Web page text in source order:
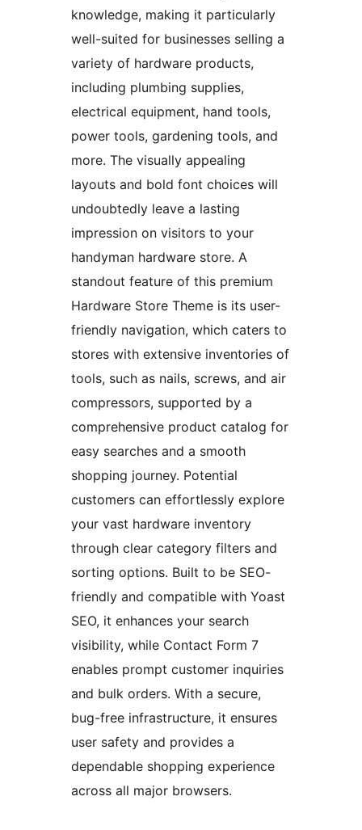
knowledge, making it particularly
well-suited for businesses selling a
variety of hardware products,
including plumbing supplies,
electrical equipment, hand tools,
power tools, gardening tools, and
more. The visually appealing
layouts and bold font choices will
undoubtedly leave a lasting
impression on visitors to your
handyman hardware store. A
standout feature of this premium
Hardware Store Theme is its user-
friendly navigation, which caters to
stores with extensive inventories of
tools, such as nails, screws, and air
compressors, supported by a
comprehensive product catalog for
easy searches and a smooth
shopping journey. Potential
customers can effortlessly explore
your vast hardware inventory
through clear category filters and
sorting options. Built to be SEO-
friendly and compatible with Yoast
SEO, it enhances your search
visibility, while Contact Form 7
enables prompt customer inquiries
and bulk orders. With a secure,
bug-free infrastructure, it ensures
user safety and provides a
dependable shopping experience
across all major browsers.